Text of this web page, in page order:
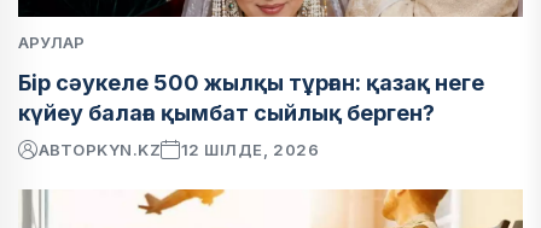
АРУЛАР
Бір сәукеле 500 жылқы тұрған: қазақ неге
күйеу балаға қымбат сыйлық берген?
АВТОРKYN.KZ 12 ШІЛДЕ, 2026